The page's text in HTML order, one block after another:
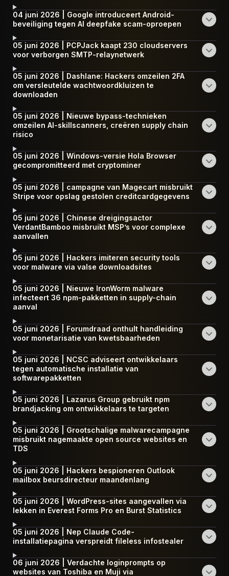
04 juni 2026 | Google introduceert Android-
beveiliging tegen AI deepfake scam-oproepen
05 juni 2026 | PCPJack kaapt 230 cloudservers
voor verborgen SMTP-relaynetwerk
05 juni 2026 | Dashlane: Hackers omzeilen 2FA
om versleutelde wachtwoordkluizen te
downloaden
05 juni 2026 | Nieuwe bypass-technieken
omzeilen AI-skillscanners, creëren supply chain
risico
05 juni 2026 | Windows-versie Hola Browser
gecompromitteerd met cryptominer
05 juni 2026 | campagne van Magecart misbruikt
Stripe voor opslag gestolen creditcardgegevens
05 juni 2026 | Chinese dreigingsactor
VerdantBamboo misbruikt MSP’s voor complexe
aanvallen
05 juni 2026 | Hackers imiteren security tools
voor malware via valse downloadsites
05 juni 2026 | Nieuwe IronWorm malware
infecteert 36 npm-pakketten in supply-chain
aanval
05 juni 2026 | Forumdraad onthult handleiding
voor monetarisatie van kwetsbaarheden
05 juni 2026 | NCSC adviseert ontwikkelaars
tegen automatische installatie van
softwarepakketten
05 juni 2026 | Lazarus Group gebruikt npm
brandjacking om ontwikkelaars te targeten
05 juni 2026 | Grootschalige malwarecampagne
misbruikt nagemaakte open source websites en
TDS
05 juni 2026 | Hackers bespioneren Outlook
mailbox beursdirecteur maandenlang
05 juni 2026 | WordPress-sites aangevallen via
lekken in Everest Forms Pro en Burst Statistics
05 juni 2026 | Nep Claude Code-
installatiepagina verspreidt fileless infostealer
06 juni 2026 | Verdachte loginprompts op
websites van Toshiba en Muji via